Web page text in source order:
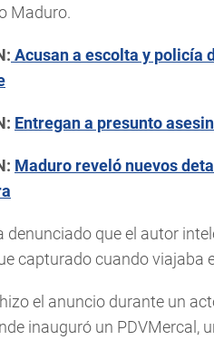
Maduro.
Acusan a escolta y policía
Entregan a presunto
Maduro reveló nuevos
denunciado que el autor
capturado cuando viajaba
el anuncio durante un
inauguró un PDVMercal,